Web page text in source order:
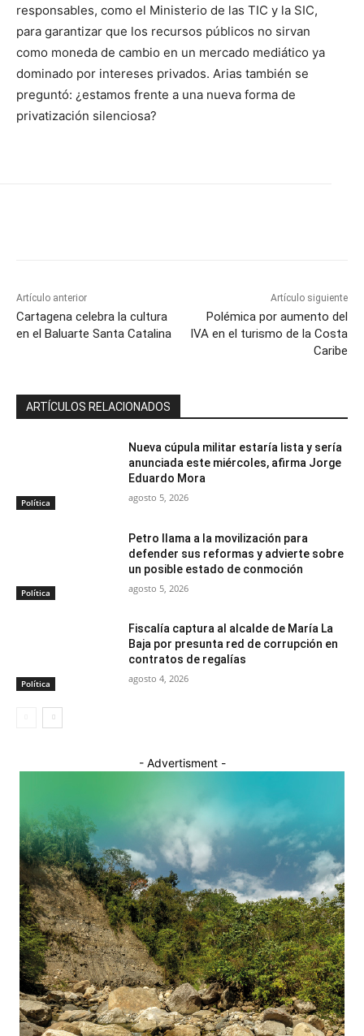
responsables, como el Ministerio de las TIC y la SIC,
para garantizar que los recursos públicos no sirvan
como moneda de cambio en un mercado mediático ya
dominado por intereses privados. Arias también se
preguntó: ¿estamos frente a una nueva forma de
privatización silenciosa?
Artículo anterior
Cartagena celebra la cultura
en el Baluarte Santa Catalina
Artículo siguiente
Polémica por aumento del
IVA en el turismo de la Costa
Caribe
ARTÍCULOS RELACIONADOS
Política
Nueva cúpula militar estaría lista y sería
anunciada este miércoles, afirma Jorge
Eduardo Mora
agosto 5, 2026
Política
Petro llama a la movilización para
defender sus reformas y advierte sobre
un posible estado de conmoción
agosto 5, 2026
Política
Fiscalía captura al alcalde de María La
Baja por presunta red de corrupción en
contratos de regalías
agosto 4, 2026
- Advertisment -